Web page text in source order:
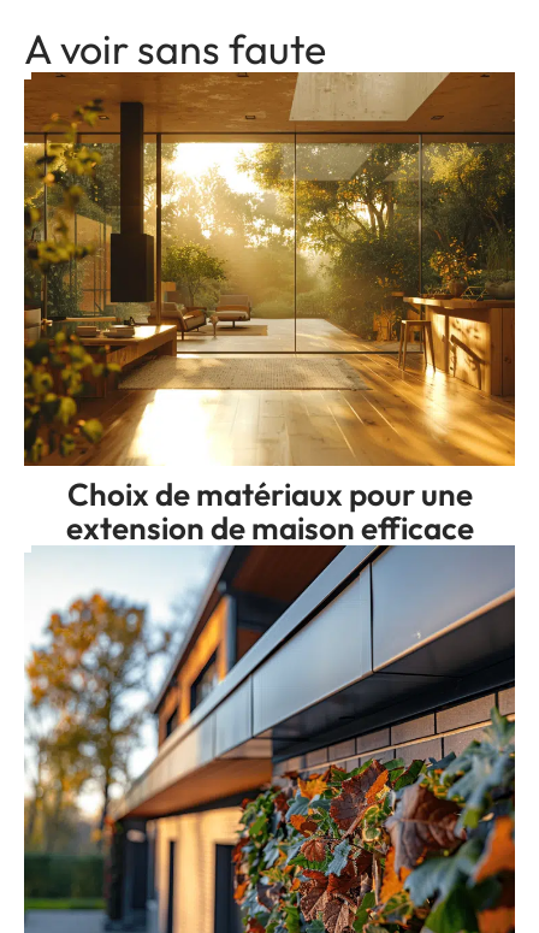
A voir sans faute
Choix de matériaux pour une
extension de maison efficace